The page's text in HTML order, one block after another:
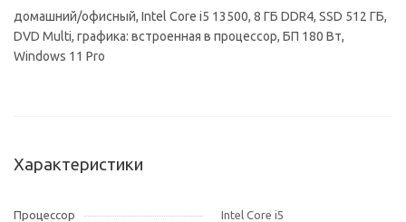
домашний/офисный, Intel Core i5 13500, 8 ГБ DDR4, SSD 512 ГБ,
DVD Multi, графика: встроенная в процессор, БП 180 Вт,
Windows 11 Pro
Характеристики
Процессор
Intel Core i5